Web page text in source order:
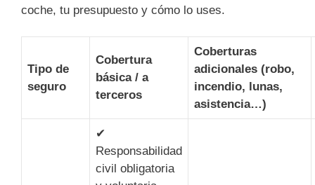
coche, tu presupuesto y cómo lo uses.
Tipo de
seguro
Cobertura
básica / a
terceros
Coberturas
adicionales (robo,
incendio, lunas,
asistencia…)
✔
Responsabilidad
civil obligatoria